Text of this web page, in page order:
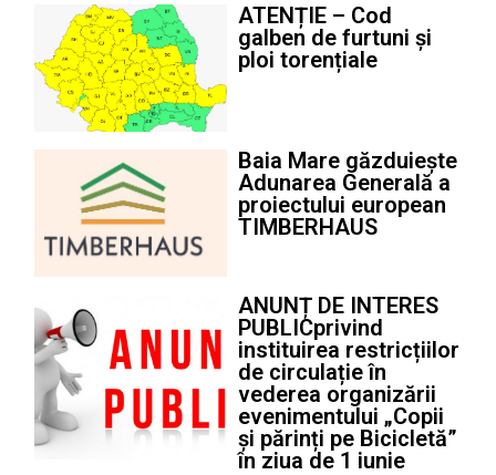
ATENȚIE – Cod
galben de furtuni și
ploi torențiale
Baia Mare găzduiește
Adunarea Generală a
proiectului european
TIMBERHAUS
ANUNȚ DE INTERES
PUBLICprivind
instituirea restricțiilor
de circulație în
vederea organizării
evenimentului „Copii
și părinți pe Bicicletă”
în ziua de 1 iunie